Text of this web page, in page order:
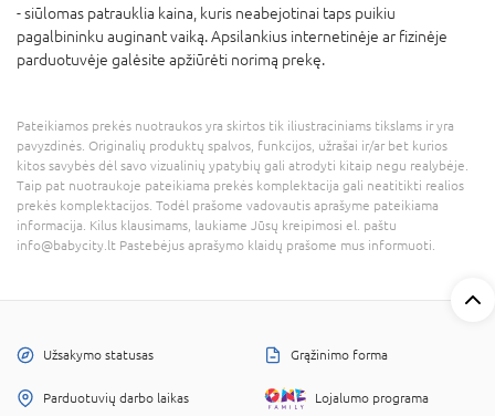
- siūlomas patrauklia kaina, kuris neabejotinai taps puikiu
pagalbininku auginant vaiką. Apsilankius internetinėje ar fizinėje
parduotuvėje galėsite apžiūrėti norimą prekę.
Pateikiamos prekės nuotraukos yra skirtos tik iliustraciniams tikslams ir yra
pavyzdinės. Originalių produktų spalvos, funkcijos, užrašai ir/ar bet kurios
kitos savybės dėl savo vizualinių ypatybių gali atrodyti kitaip negu realybėje.
Taip pat nuotraukoje pateikiama prekės komplektacija gali neatitikti realios
prekės komplektacijos. Todėl prašome vadovautis aprašyme pateikiama
informacija. Kilus klausimams, laukiame Jūsų kreipimosi el. paštu
info@babycity.lt Pastebėjus aprašymo klaidų prašome mus informuoti.
Užsakymo statusas Grąžinimo forma
Parduotuvių darbo laikas Lojalumo programa